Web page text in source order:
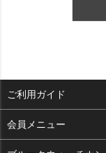
ご利用ガイド
よくある質問
会員メニュー